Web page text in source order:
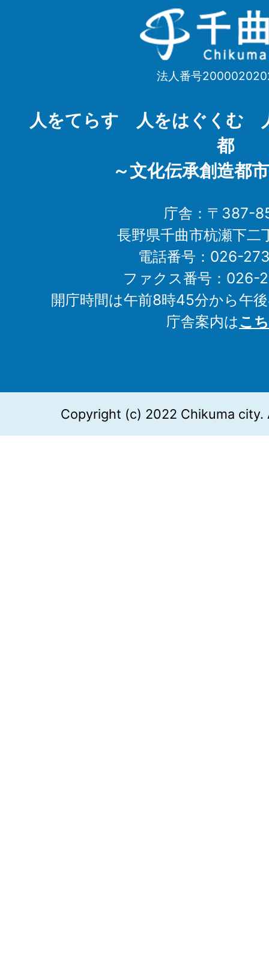
千
曲
Chikuma
法人番号
人をてらす 人をはぐくむ
都
～文化伝承創造都
庁舎：〒387-
長野県千曲市杭瀬下二
電話番号：026-
ファクス番号：026-
開庁時間は午前8時45分から午
庁舎案内はこ
Copyright (c) 2022 Chikuma city.